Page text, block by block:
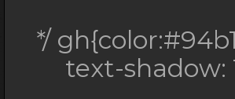
*/
text-shadow: